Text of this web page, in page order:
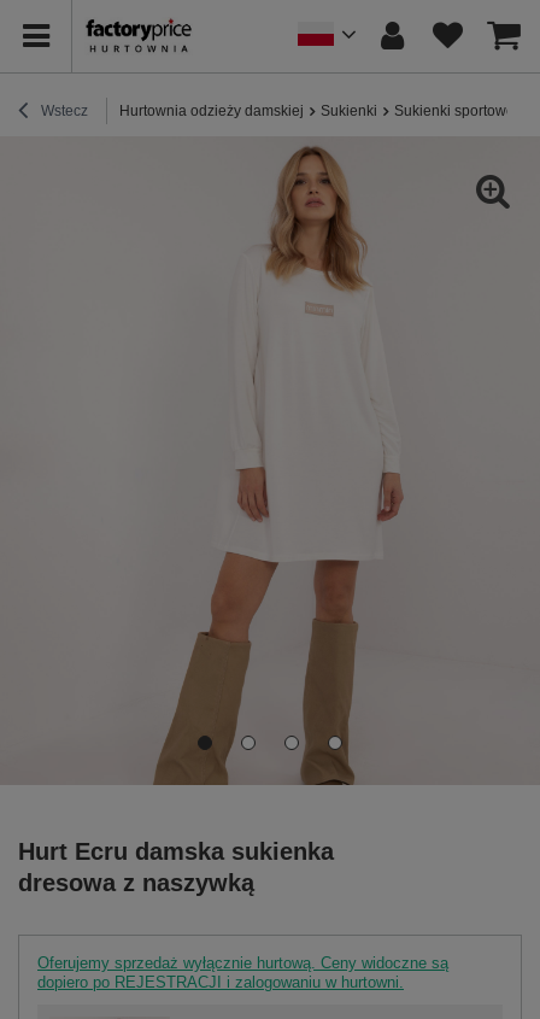
Wstecz Hurtownia odzieży damskiej Sukienki Sukienki sportowe /
Hurt Ecru damska sukienka
dresowa z naszywką
Oferujemy sprzedaż wyłącznie hurtową. Ceny widoczne są
dopiero po REJESTRACJI i zalogowaniu w hurtowni.